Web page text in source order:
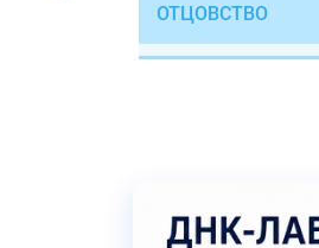
ОТЦОВСТВО